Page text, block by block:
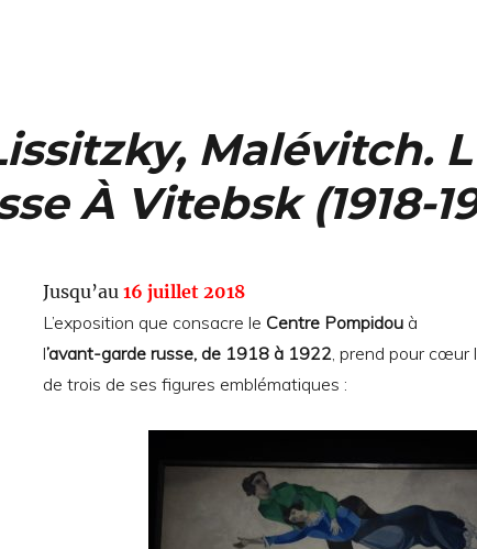
Malévitch.
À Vitebsk (1918-
Jusqu’au 16 juillet 2018
L’exposition que consacre le Centre Pompidouà
l’avant-garde russe, de 1918 à 1922, prend pour cœur
de trois de ses figures emblématiques :